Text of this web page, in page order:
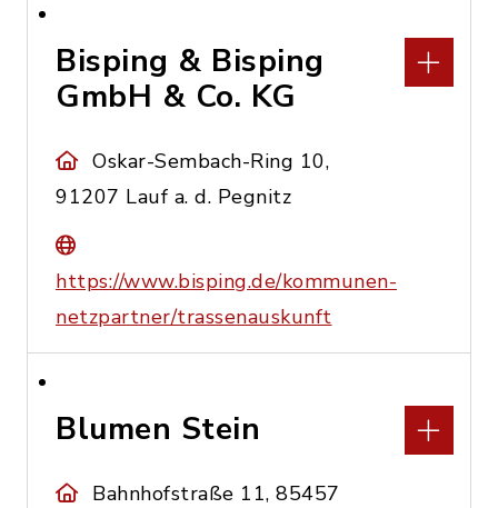
Bisping & Bisping
GmbH & Co. KG
Oskar-Sembach-Ring 10,
91207 Lauf a. d. Pegnitz
https://www.bisping.de/kommunen-
netzpartner/trassenauskunft
Blumen Stein
Bahnhofstraße 11, 85457